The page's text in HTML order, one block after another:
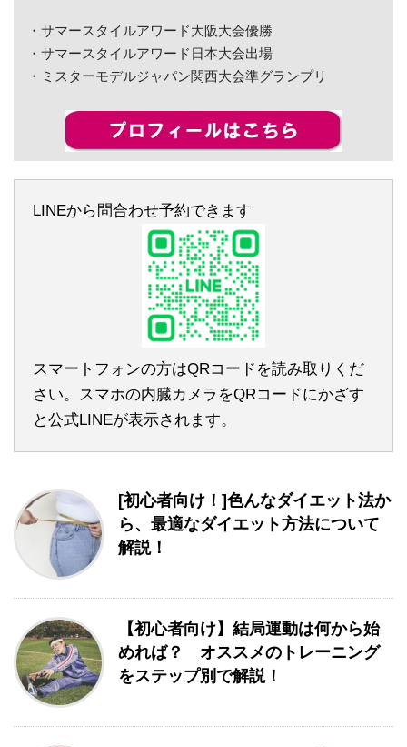
・サマースタイルアワード大阪大会優勝
・サマースタイルアワード日本大会出場
・ミスターモデルジャパン関西大会準グランプリ
LINEから問合わせ予約できます
スマートフォンの方はQRコードを読み取りくだ
さい。スマホの内臓カメラをQRコードにかざす
と公式LINEが表示されます。
[初心者向け！]色んなダイエット法か
ら、最適なダイエット方法について
解説！
【初心者向け】結局運動は何から始
めれば？ オススメのトレーニング
をステップ別で解説！